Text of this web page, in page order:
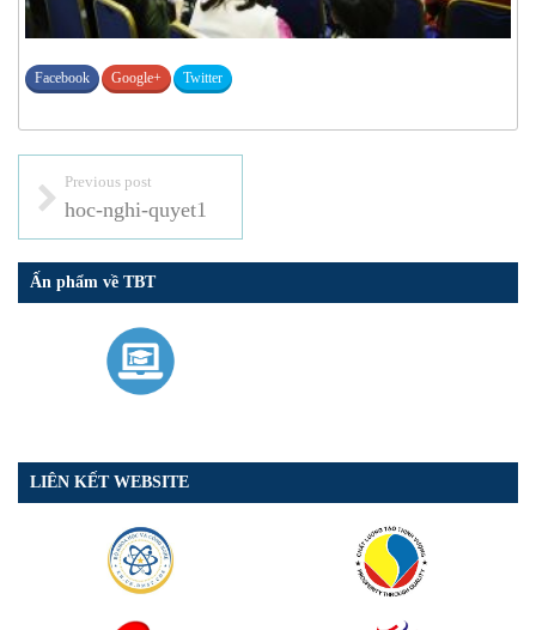
Facebook Google+ Twitter
Previous post
hoc-nghi-quyet1
Ấn phẩm về TBT
LIÊN KẾT WEBSITE